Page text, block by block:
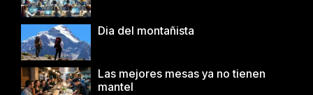
Dia del montañista
Las mejores mesas ya no tienen
mantel